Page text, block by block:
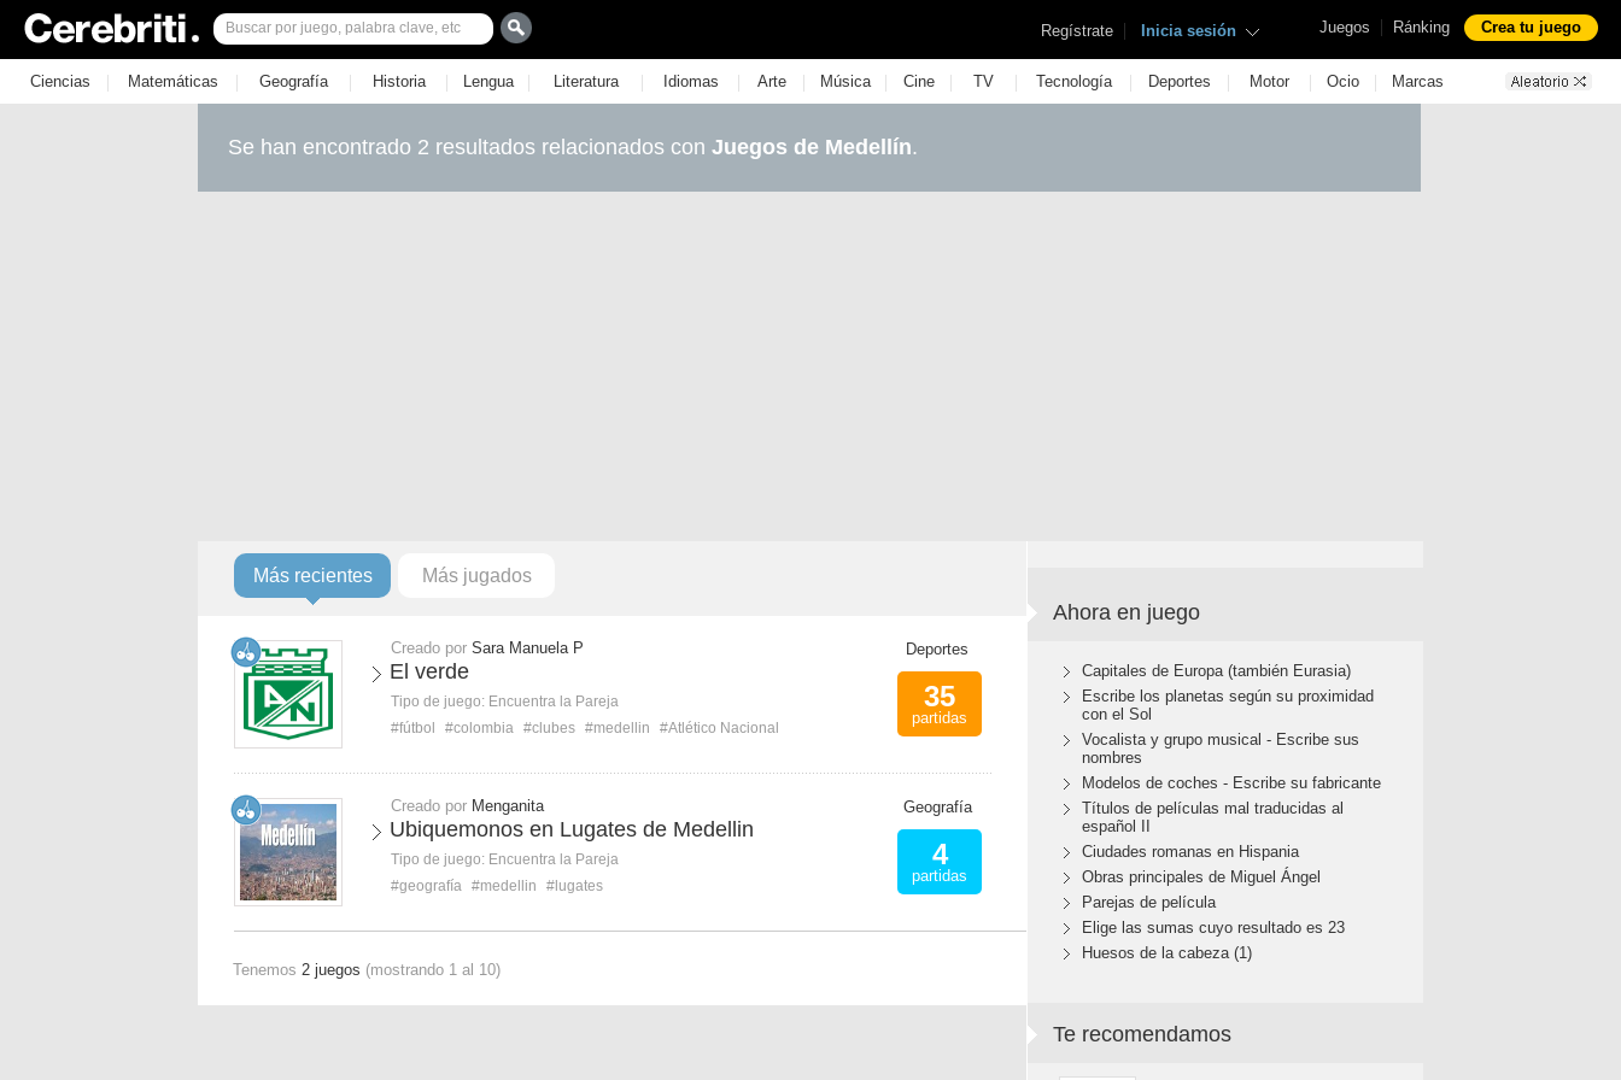
Juegos | Ránking Crea tu juego
Regístrate | Inicia sesión
Ciencias | Matemáticas | Geografía | Historia | Lengua | Literatura | Idiomas | Arte | Música | Cine | TV | Tecnología | Deportes | Motor | Ocio | Marcas
Se han encontrado 2 resultados relacionados con Juegos de Medellín.
Más recientes Más jugados
Creado por Sara Manuela P
El verde
Tipo de juego: Encuentra la Pareja
#fútbol
#colombia #clubes #medellin #Atlético Nacional
Deportes
35
partidas
Creado por Menganita
Ubiquemonos en Lugates de Medellin
Tipo de juego: Encuentra la Pareja
#geografía #medellin #lugates
Geografía
4
partidas
Tenemos 2 juegos (mostrando 1 al 10)
Ahora en juego
Capitales de Europa (también Eurasia)
Escribe los planetas según su proximidad
con el Sol
Vocalista y grupo musical - Escribe sus
nombres
Modelos de coches - Escribe su fabricante
Títulos de películas mal traducidas al
español II
Ciudades romanas en Hispania
Obras principales de Miguel Ángel
Parejas de película
Elige las sumas cuyo resultado es 23
Huesos de la cabeza (1)
Te recomendamos